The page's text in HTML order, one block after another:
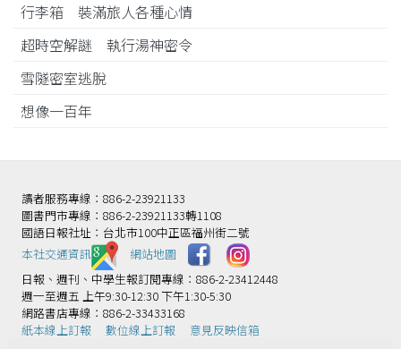
行李箱 裝滿旅人各種心情
超時空解謎 執行湯神密令
雪隧密室逃脫
想像一百年
讀者服務專線：886-2-23921133
圖書門市專線：886-2-23921133轉1108
國語日報社址：台北市100中正區福州街二號
本社交通資訊️
網站地圖
日報、週刊、中學生報訂閱專線：886-2-23412448
週一至週五 上午9:30-12:30 下午1:30-5:30
網路書店專線：886-2-33433168
紙本線上訂報
數位線上訂報
意見反映信箱